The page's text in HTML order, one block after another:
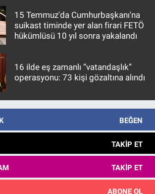
15 Temmuz'da Cumhurbaşkanı'na
suikast timinde yer alan firari FETÖ
hükümlüsü 10 yıl sonra yakalandı
16 ilde eş zamanlı “vatandaşlık”
operasyonu: 73 kişi gözaltına alındı
BEĞEN
TAKIP ET
TAKIP ET
ABONE OL